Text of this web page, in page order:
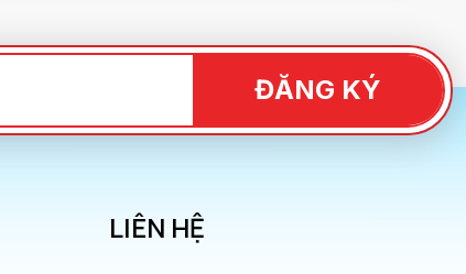
ĐĂNG KÝ
LIÊN HỆ